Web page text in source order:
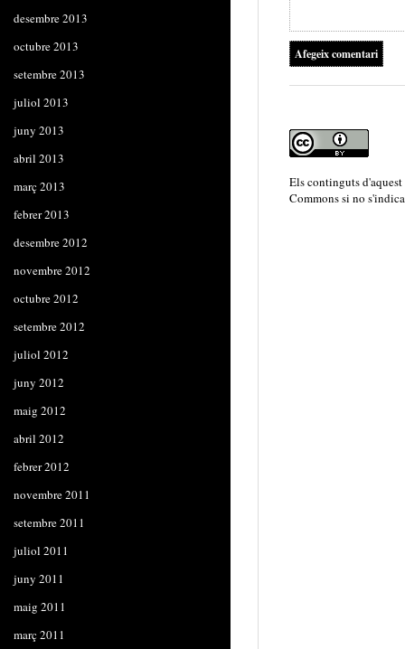
desembre 2013
octubre 2013
setembre 2013
juliol 2013
juny 2013
abril 2013
març 2013
febrer 2013
desembre 2012
novembre 2012
octubre 2012
setembre 2012
juliol 2012
juny 2012
maig 2012
abril 2012
febrer 2012
novembre 2011
setembre 2011
juliol 2011
juny 2011
maig 2011
març 2011
Els continguts
Commonssi no